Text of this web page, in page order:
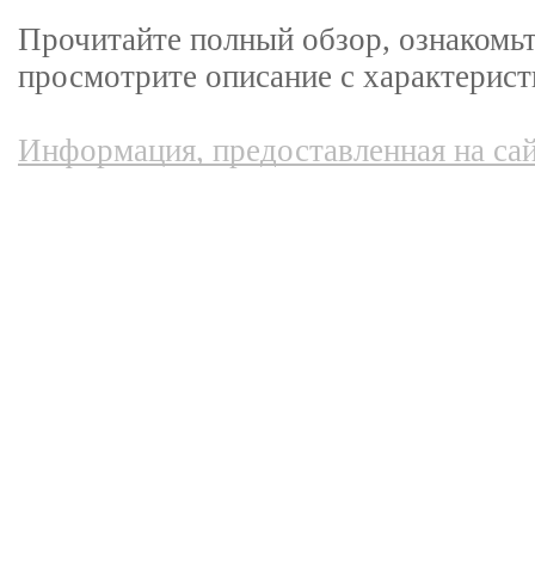
Прочитайте полный обзор,
просмотрите описание с
Информация, предоставленная на